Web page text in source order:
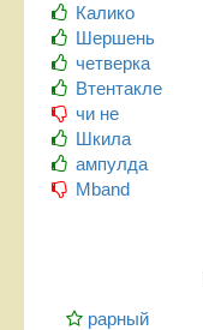
Калико
Шершень
четверка
Втентакле
чи не
Шкила
ампулда
Mband
рарный